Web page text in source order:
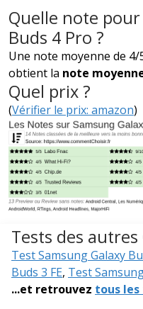
Quelle note
Buds 4 Pro ?
Une note moyenne de
obtient la note
Quel prix ?
(Vérifier le prix: amazon)
Tests des
Test Samsung Galaxy
Buds 3 FE, Test
...et retrouvez tous les